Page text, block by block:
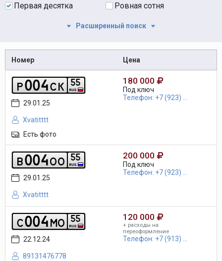
Первая десятка
Ровная сотня
Расширенный поиск
Номер Цена
p004ck RUS
55
29.01.25
Xvatitttt
Есть фото
180 000
Под ключ
Телефон: +7 (923) ...
b004oo RUS
55
29.01.25
Xvatitttt
200 000
Под ключ
Телефон: +7 (923) ...
c004mo RUS
55
22.12.24
89131476778
120 000
+ расходы на
переоформление
Телефон: +7 (913) ...